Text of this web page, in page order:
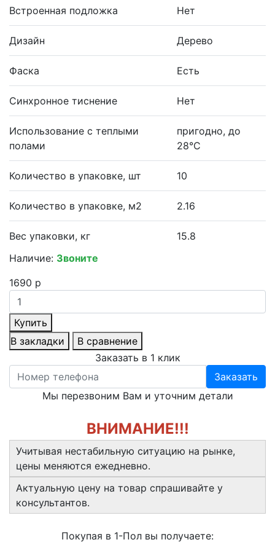
Встроенная подложка Нет
Дизайн Дерево
Фаска Есть
Синхронное тиснение Нет
Использование с теплыми
полами
пригодно, до
28°С
Количество в упаковке, шт 10
Количество в упаковке, м2 2.16
Вес упаковки, кг
15.8
Наличие: Звоните
1690 р
Купить
В закладки
В сравнение
Заказать в 1 клик
Заказать
Мы перезвоним Вам и уточним детали
ВНИМАНИЕ!!!
Учитывая нестабильную ситуацию на рынке,
цены меняются ежедневно.
Актуальную цену на товар спрашивайте у
консультантов.
Покупая в 1-Пол вы получаете: